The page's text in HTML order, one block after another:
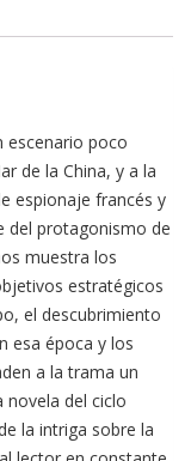
escenario poco
de la China, y a la
espionaje francés y
del protagonismo de
muestra los
estratégicos
el descubrimiento
esa época y los
a la trama un
novela del ciclo
la intriga sobre la